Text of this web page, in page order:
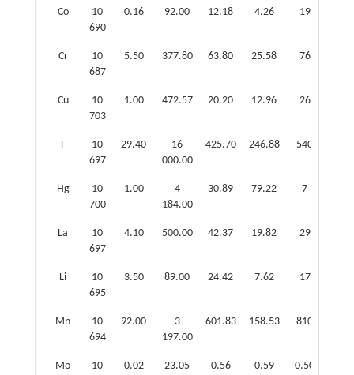
Co
10
690
0.16 92.00 12.18 4.26 19
Cr
10
687
5.50 377.80 63.80 25.58 76
Cu
10
703
1.00 472.57 20.20 12.96 26
F
10
697
29.40
16
000.00
425.70 246.88 540
Hg
10
700
1.00
4
184.00
30.89 79.22 7
La
10
697
4.10 500.00 42.37 19.82 29
Li
10
695
3.50 89.00 24.42 7.62 17
Mn
10
694
92.00
3
197.00
601.83 158.53 810
Mo
10
0.02 23.05 0.56 0.59 0.50